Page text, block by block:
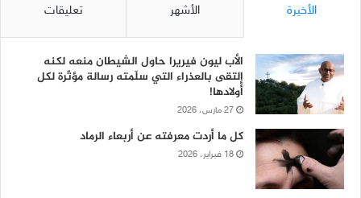
الأخيرة الأشهر تعليقات
الأب ليون فيريرا حاول الشيطان منعه لكنه
إلتقى بالعذراء التي سلّمته رسالة مؤثّرة لكل
أولادها!
27 مارس، 2026
كل ما أردت معرفته عن أربعاء الرماد
18 فبراير، 2026